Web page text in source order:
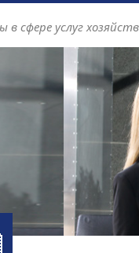
в сфере услуг